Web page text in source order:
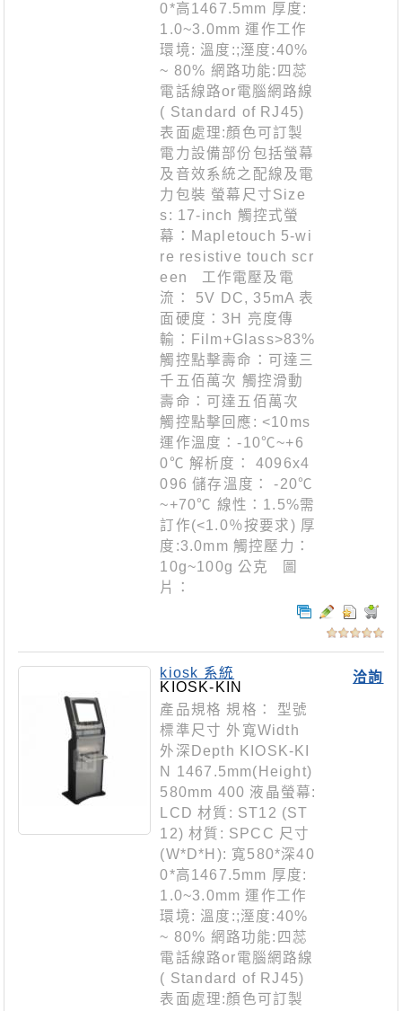
0*高1467.5mm 厚度:
1.0~3.0mm 運作工作
環境: 溫度:;溼度:40%
~ 80% 網路功能:四蕊
電話線路or電腦網路線
( Standard of RJ45)
表面處理:顏色可訂製
電力設備部份包括螢幕
及音效系統之配線及電
力包裝 螢幕尺寸Size
s: 17-inch 觸控式螢
幕：Mapletouch 5-wi
re resistive touch scr
een 工作電壓及電
流： 5V DC, 35mA 表
面硬度：3H 亮度傳
輸：Film+Glass>83%
觸控點擊壽命：可達三
千五佰萬次 觸控滑動
壽命：可達五佰萬次
觸控點擊回應: <10ms
運作溫度：-10℃~+6
0℃ 解析度： 4096x4
096 儲存溫度： -20℃
~+70℃ 線性：1.5%需
訂作(<1.0％按要求) 厚
度:3.0mm 觸控壓力：
10g~100g 公克 圖
片：
洽詢
kiosk 系統
KIOSK-KIN
產品規格 規格： 型號
標準尺寸 外寬Width
外深Depth KIOSK-KI
N 1467.5mm(Height)
580mm 400 液晶螢幕:
LCD 材質: ST12 (ST
12) 材質: SPCC 尺寸
(W*D*H): 寬580*深40
0*高1467.5mm 厚度:
1.0~3.0mm 運作工作
環境: 溫度:;溼度:40%
~ 80% 網路功能:四蕊
電話線路or電腦網路線
( Standard of RJ45)
表面處理:顏色可訂製